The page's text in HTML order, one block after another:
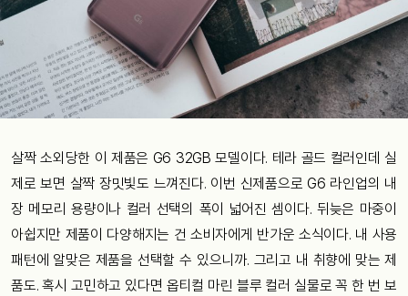
살짝 소외당한 이 제품은 G6 32GB 모델이다. 테라 골드 컬러인데 실
제로 보면 살짝 장밋빛도 느껴진다. 이번 신제품으로 G6 라인업의 내
장 메모리 용량이나 컬러 선택의 폭이 넓어진 셈이다. 뒤늦은 마중이
아쉽지만 제품이 다양해지는 건 소비자에게 반가운 소식이다. 내 사용
패턴에 알맞은 제품을 선택할 수 있으니까. 그리고 내 취향에 맞는 제
품도. 혹시 고민하고 있다면 옵티컬 마린 블루 컬러 실물로 꼭 한 번 보